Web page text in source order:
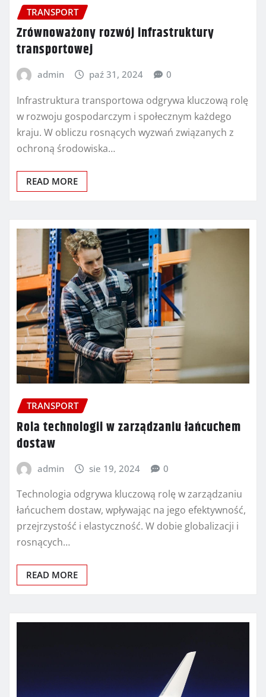
TRANSPORT
Zrównoważony rozwój infrastruktury
transportowej
admin paź 31, 2024 0
Infrastruktura transportowa odgrywa kluczową rolę
w rozwoju gospodarczym i społecznym każdego
kraju. W obliczu rosnących wyzwań związanych z
ochroną środowiska…
READ MORE
TRANSPORT
Rola technologii w zarządzaniu łańcuchem
dostaw
admin sie 19, 2024 0
Technologia odgrywa kluczową rolę w zarządzaniu
łańcuchem dostaw, wpływając na jego efektywność,
przejrzystość i elastyczność. W dobie globalizacji i
rosnących…
READ MORE